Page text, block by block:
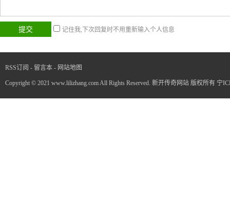
记住我,下次回复时不用重新输入个人信息
RSS订阅 - 留言本 - 网站地图
Copyright © 2021 www.lilizhang.com All Rights Reserved. 新开传奇网站 版权所有 宁